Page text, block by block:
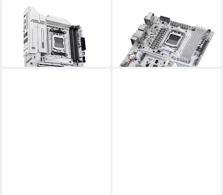
X870 MAX GAMING WIFI7 W
Mainboard
ab 320,00 €
lieferbar - in 3-4 Werktagen bei dir
ROG STRIX B850-G GAMING
WIFI Mainboard
ab 249,00 €
lieferbar - in 3-4 Werktagen bei dir